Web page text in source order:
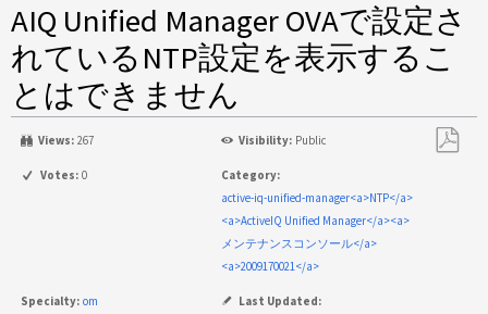
AIQ Unified Manager OVAで設定さ
れているNTP設定を表示するこ
とはできません
Views: 267 Visibility: Public
Votes: 0
Category:
active-iq-unified-manager<a>NTP</a>
<a>ActiveIQ Unified Manager</a><a>
メンテナンスコンソール</a>
<a>2009170021</a>
Specialty: om
Last Updated: